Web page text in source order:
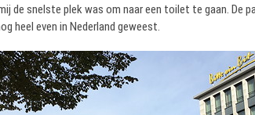
de snelste plek was om naar een toilet te gaan. De
heel even in Nederland geweest.